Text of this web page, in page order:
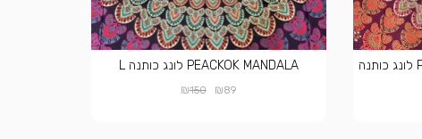
PEACKOK ORANGE MANDALA לונג כותנה
PEACKOK MANDALA לונג כותנה L
₪89
₪150